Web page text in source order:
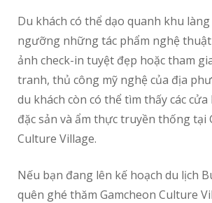
Du khách có thể dạo quanh khu làng
ngưỡng những tác phẩm nghệ
ảnh check-in tuyệt đẹp hoặc tham
tranh, thủ công mỹ nghệ của địa
du khách còn có thể tìm thấy các
đặc sản và ẩm thực truyền thống tại
Culture Village.
Nếu bạn đang lên kế hoạch du lịch
quên ghé thăm Gamcheon Culture